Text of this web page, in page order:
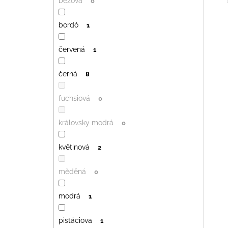
bordó 1
červená 1
černá 8
fuchsiová 0
královsky modrá 0
květinová 2
měděná 0
modrá 1
pistáciova 1